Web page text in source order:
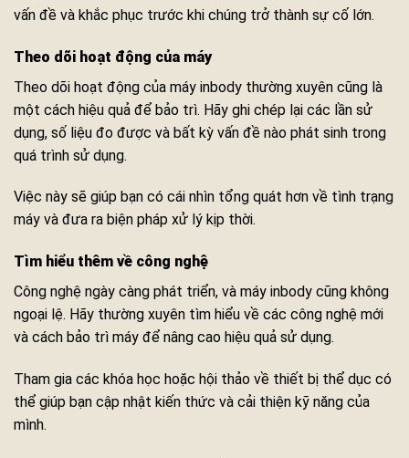
vấn đề và khắc phục trước khi chúng trở thành sự cố lớn.
Theo dõi hoạt động của máy
Theo dõi hoạt động của máy inbody thường xuyên cũng là
một cách hiệu quả để bảo trì. Hãy ghi chép lại các lần sử
dụng, số liệu đo được và bất kỳ vấn đề nào phát sinh trong
quá trình sử dụng.
Việc này sẽ giúp bạn có cái nhìn tổng quát hơn về tình trạng
máy và đưa ra biện pháp xử lý kịp thời.
Tìm hiểu thêm về công nghệ
Công nghệ ngày càng phát triển, và máy inbody cũng không
ngoại lệ. Hãy thường xuyên tìm hiểu về các công nghệ mới
và cách bảo trì máy để nâng cao hiệu quả sử dụng.
Tham gia các khóa học hoặc hội thảo về thiết bị thể dục có
thể giúp bạn cập nhật kiến thức và cải thiện kỹ năng của
mình.